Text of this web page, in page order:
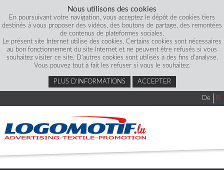
Nous utilisons des cookies
En poursuivant votre navigation, vous acceptez le dépôt de cookies tiers
destinés à vous proposer des vidéos, des boutons de partage, des remontées
de contenus de plateformes sociales.
Le présent site Internet utilise des cookies. Certains cookies sont nécessaires
au bon fonctionnement du site Internet et ne peuvent être refusés si vous
souhaitez visiter ce site. D'autres cookies sont utilisés à des fins d'analyse.
Vous pouvez tout à fait les refuser si vous le souhaitez.
PLUS D’INFORMATIONS ACCEPTER
De Fr